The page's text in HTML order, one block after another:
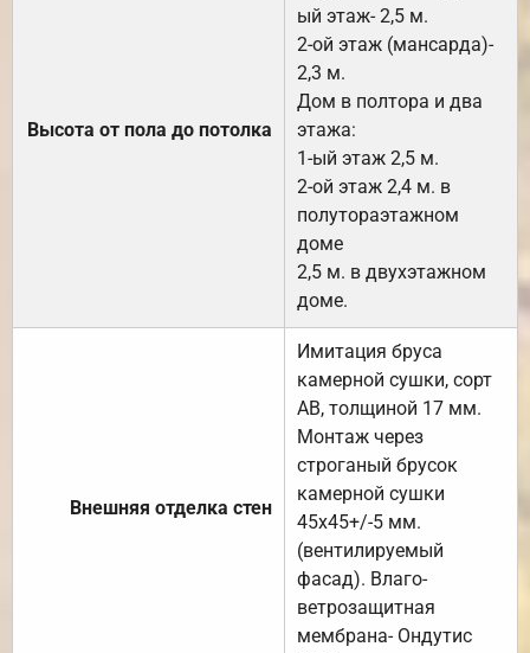
Высота от пола до потолка
ый этаж- 2,5 м.
2-ой этаж (мансарда)-
2,3 м.
Дом в полтора и два
этажа:
1-ый этаж 2,5 м.
2-ой этаж 2,4 м. в
полутораэтажном
доме
2,5 м. в двухэтажном
доме.
Внешняя отделка стен
Имитация бруса
камерной сушки, сорт
АВ, толщиной 17 мм.
Монтаж через
строганый брусок
камерной сушки
45х45+/-5 мм.
(вентилируемый
фасад). Влаго-
ветрозащитная
мембрана- Ондутис